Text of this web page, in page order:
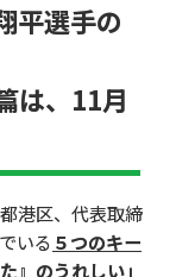
平選手の
は、11月
港区、代表取締
いる ５つのキー
』のうれしい」